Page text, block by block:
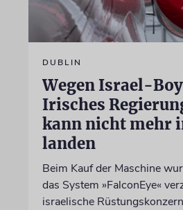
DUBLIN
Wegen Israel-
Irisches
kann nicht mehr
landen
Beim Kauf der Maschine
das System »FalconEye«
israelische